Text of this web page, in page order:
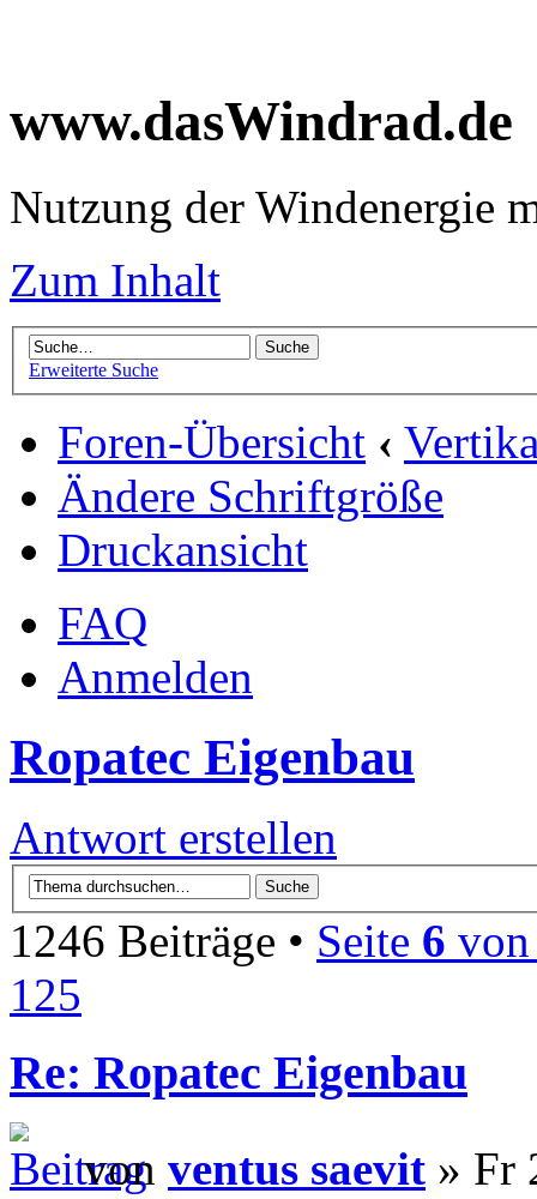
www.dasWindrad.de
Nutzung der Windenergie
Zum Inhalt
Erweiterte Suche
Foren-Übersicht ‹
Ändere Schriftgröße
Druckansicht
FAQ
Anmelden
Ropatec Eigenbau
Antwort erstellen
1246 Beiträge • Seite 6
125
Re: Ropatec Eigenbau
von ventus saevit » Fr